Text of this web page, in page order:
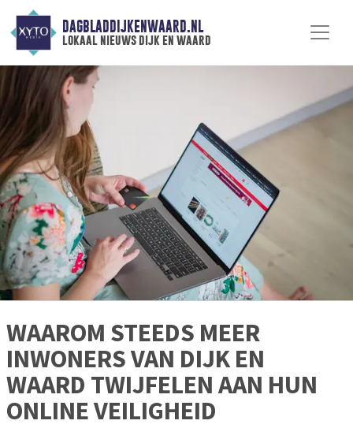
DAGBLADDIJKENWAARD.NL
lokaal nieuws dijk en waard
WAAROM STEEDS MEER
INWONERS VAN DIJK EN
WAARD TWIJFELEN AAN HUN
ONLINE VEILIGHEID